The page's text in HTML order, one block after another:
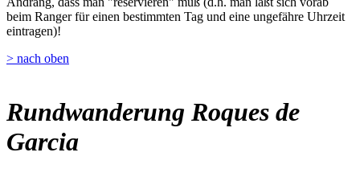
beim Ranger für einen bestimmten Tag und eine ungefähre Uhrzeit
eintragen)!
> nach oben
Rundwanderung Roques de
Garcia